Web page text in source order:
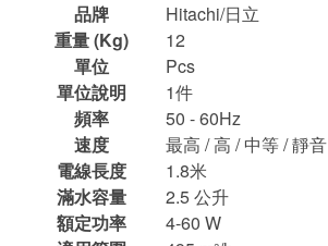
品牌
Hitachi/日立
重量 (Kg)
12
單位
Pcs
單位說明
1件
頻率
50 - 60Hz
速度
最高 / 高 / 中等 / 靜音
電線長度
1.8米
滿水容量
2.5 公升
額定功率
4-60 W